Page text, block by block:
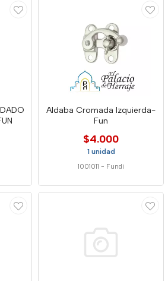
Aldaba Cromada Izquierda-
Fun
$4.000
1 unidad
1001011 - Fundi